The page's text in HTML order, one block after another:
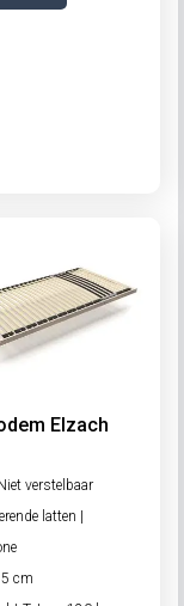
Elzach
verstelbaar
latten |
5 cm